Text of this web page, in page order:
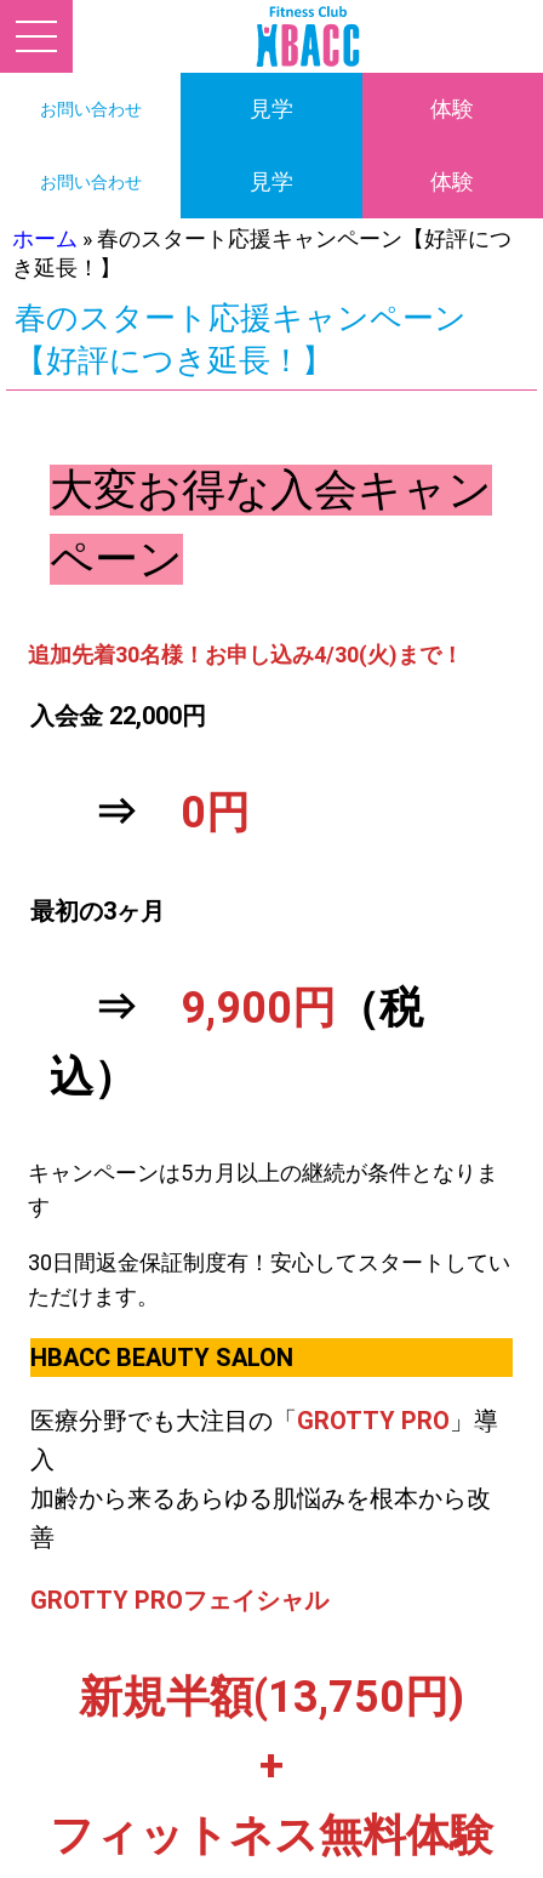
お問い合わせ 見学 体験
お問い合わせ 見学 体験
ホーム »春のスタート応援キャンペーン【好評につ
き延長！】
春のスタート応援キャンペーン
【好評につき延長！】
大変お得な入会キャン
ペーン
追加先着30名様！お申し込み4/30(火)まで！
入会金 22,000円
⇒ 0円
最初の3ヶ月
⇒ 9,900円
（税
込）
キャンペーンは5カ月以上の継続が条件となりま
す
30日間返金保証制度有！安心してスタートしてい
ただけます。
HBACC BEAUTY SALON
医療分野でも大注目の「GROTTY PRO 」導
入
加齢から来るあらゆる肌悩みを根本から改
善
GROTTY PROフェイシャル
新規半額(13,750円)
+
フィットネス無料体験